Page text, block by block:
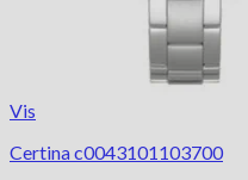
Vis
Certina c0043101103700